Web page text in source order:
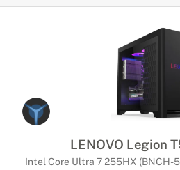
LENOVO Legion
Intel Core Ultra 7 255HX (BNCH-